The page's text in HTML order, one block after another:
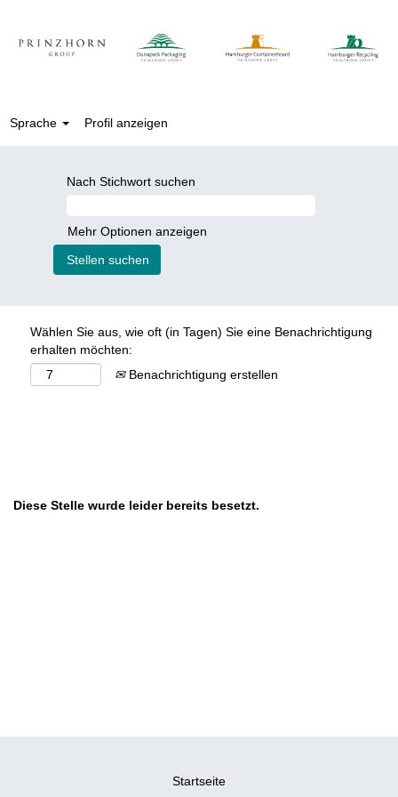
Sprache Profil anzeigen
Nach Stichwort suchen
Mehr Optionen anzeigen
Wählen Sie aus, wie oft (in Tagen) Sie eine Benachrichtigung
erhalten möchten:
Benachrichtigung erstellen
Diese Stelle wurde leider bereits besetzt.
Startseite